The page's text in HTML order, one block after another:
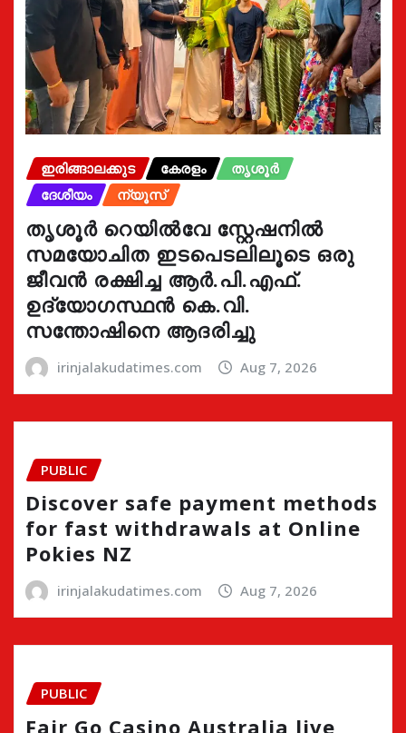
ഇരിങ്ങാലക്കുട കേരളം
തൃശൂർ
ദേശീയം
ന്യൂസ്
തൃശൂർ റെയിൽവേ സ്റ്റേഷനിൽ
സമയോചിത ഇടപെടലിലൂടെ ഒരു
ജീവൻ രക്ഷിച്ച ആർ.പി.എഫ്.
ഉദ്യോഗസ്ഥൻ കെ.വി.
സന്തോഷിനെ ആദരിച്ചു
irinjalakudatimes.com Aug 7, 2026
PUBLIC
Discover safe payment methods
for fast withdrawals at Online
Pokies NZ
irinjalakudatimes.com Aug 7, 2026
PUBLIC
Fair Go Casino Australia live